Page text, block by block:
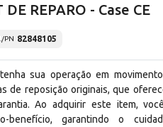
DE REPARO - Case CE
PN 82848105
sua operação em
de reposição originais, que
Ao adquirir este item,
benefício, garantindo o